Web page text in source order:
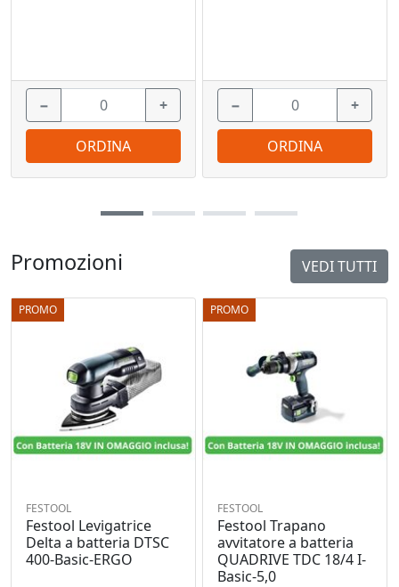
Promozioni VEDI TUTTI
PROMO
FESTOOL
Festool Levigatrice
Delta a batteria DTSC
400-Basic-ERGO
PROMO
FESTOOL
Festool Trapano
avvitatore a batteria
QUADRIVE TDC 18/4 I-
Basic-5,0
− +
ORDINA
− +
ORDINA